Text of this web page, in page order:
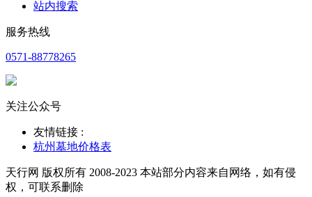
站内搜索
服务热线
0571-88778265
关注公众号
友情链接 :
杭州墓地价格表
天行网 版权所有 2008-2023 本站部分内容来自网络，如有侵
权，可联系删除